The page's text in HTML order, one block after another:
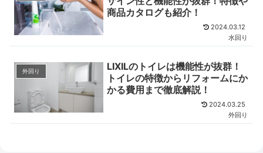
商品カタログも紹介！
2024.03.12
水回り
外回り
LIXILのトイレは機能性が抜群！
トイレの特徴からリフォームにか
かる費用まで徹底解説！
2024.03.25
外回り